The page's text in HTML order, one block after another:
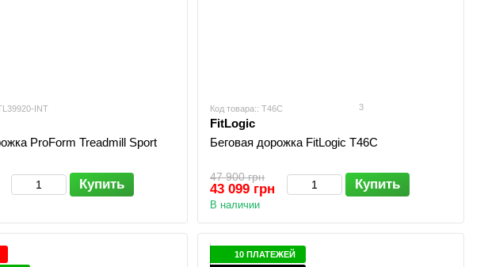
INT
ProForm Treadmill Sport
Купить
Код товара:: T46C 3
FitLogic
Беговая дорожка FitLogic T46C
47 900 грн
43 099 грн Купить
В наличии
10 ПЛАТЕЖЕЙ